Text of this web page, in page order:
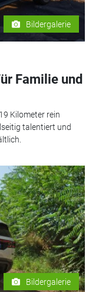
Bildergalerie
Familie und
Kilometer rein
talentiert und
Bildergalerie